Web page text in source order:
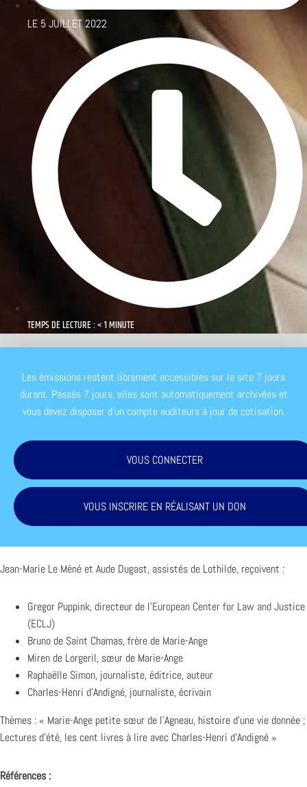
LE 5 JUILLET 2022
TEMPS DE LECTURE : < 1 MINUTE
Les émissions restent librement accessibles sur le site 7 jours
durant. Passés 7 jours, elles sont automatiquement archivées et
vous devez disposer d'un compte auditeurs à jour de cotisation.
VOUS CONNECTER
VOUS INSCRIRE EN RÉALISANT UN DON
Jean-Marie Le Méné et Aude Dugast, assistés de Lothilde, reçoivent :
Gregor Puppink, directeur de l’European Center for Law and Justice
(ECLJ)
Bruno de Saint Chamas, frère de Marie-Ange
Miren de Lorgeril, sœur de Marie-Ange
Raphaëlle Simon, journaliste, éditrice, auteur
Charles-Henri d’Andigné, journaliste, écrivain
Thèmes : « Marie-Ange petite sœur de l’Agneau, histoire d’une vie donnée ;
Lectures d’été, les cent livres à lire avec Charles-Henri d’Andigné »
Références :